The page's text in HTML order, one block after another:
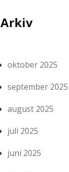
Arkiv
oktober 2025
september 2025
august 2025
juli 2025
juni 2025